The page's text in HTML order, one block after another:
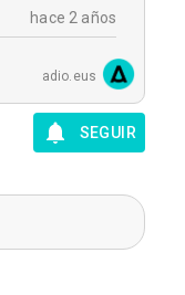
hace 2 años
adio.eus
SEGUIR